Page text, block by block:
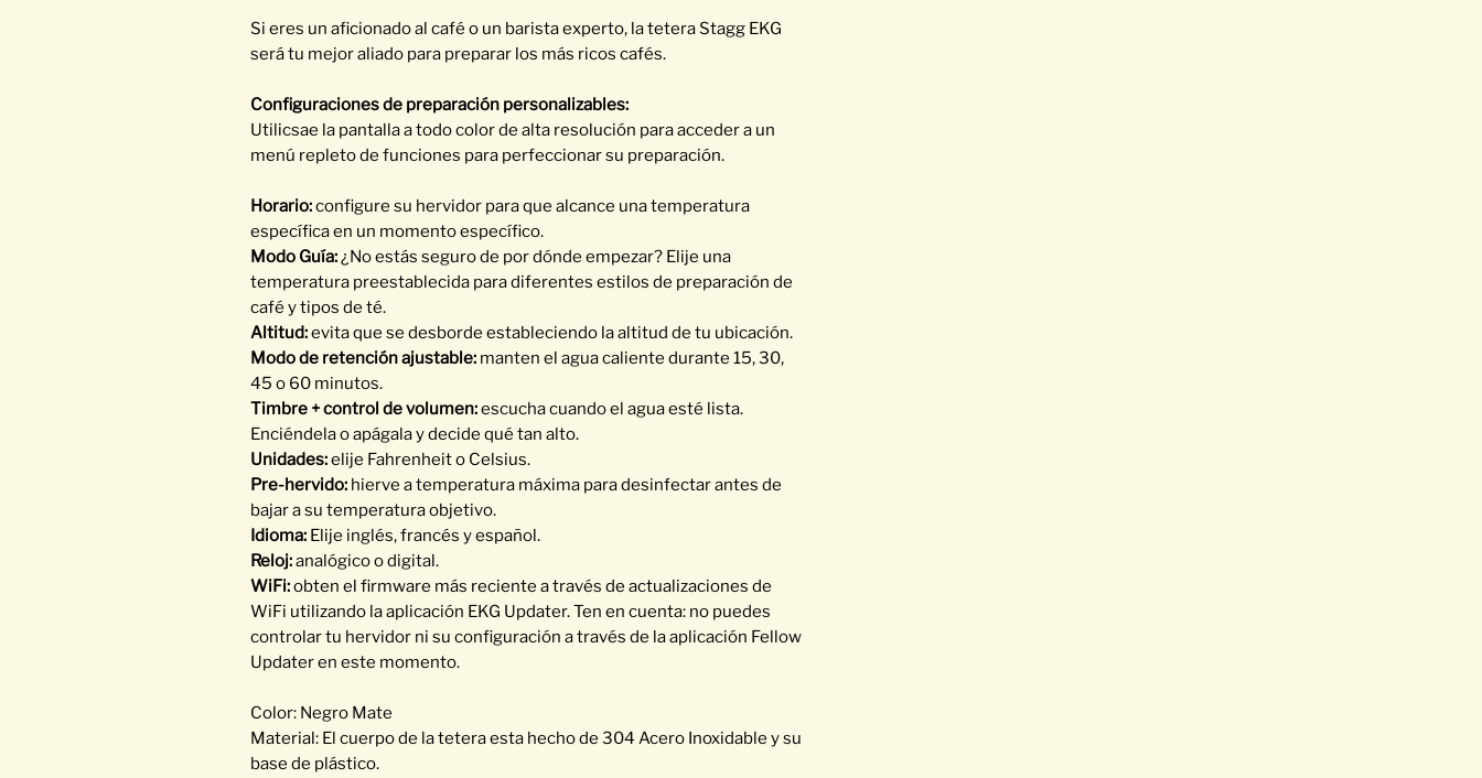
Si eres un aficionado al café o un barista experto, la tetera Stagg EKG
será tu mejor aliado para preparar los más ricos cafés.
Configuraciones de preparación personalizables:
Utilicsae la pantalla a todo color de alta resolución para acceder a un
menú repleto de funciones para perfeccionar su preparación.
Horario:configure su hervidor para que alcance una temperatura
específica en un momento específico.
Modo Guía:¿No estás seguro de por dónde empezar? Elije una
temperatura preestablecida para diferentes estilos de preparación de
café y tipos de té.
Altitud:evita que se desborde estableciendo la altitud de tu ubicación.
Modo de retención ajustable: manten el agua caliente durante 15, 30,
45 o 60 minutos.
Timbre + control de volumen:escucha cuando el agua esté lista.
Enciéndela o apágala y decide qué tan alto.
Unidades:elije Fahrenheit o Celsius.
Pre-hervido: hierve a temperatura máxima para desinfectar antes de
bajar a su temperatura objetivo.
Idioma: Elije inglés, francés y español.
Reloj:analógico o digital.
WiFi:obten el firmware más reciente a través de actualizaciones de
WiFi utilizando la aplicación EKG Updater. Ten en cuenta: no puedes
controlar tu hervidor ni su configuración a través de la aplicación Fellow
Updater en este momento.
Color: Negro Mate
Material: El cuerpo de la tetera esta hecho de 304 Acero Inoxidable y su
base de plástico.